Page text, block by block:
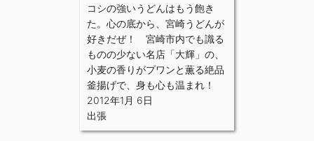
コシの強いうどんはもう飽き
た。心の底から、宮崎うどんが
好きだぜ！ 宮崎市内でも識る
ものの少ない名店「大輝」の、
小麦の香りがプワンと薫る絶品
釜揚げで、身も心も温まれ！
2012年1月 6日
出張